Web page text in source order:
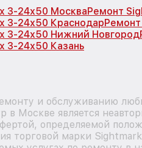
3-24x50 МоскваРемонт
3-24x50 Краснодар
3-24x50 Нижний Новгород
3-24x50 Казань
и обслуживанию
в Москве является
определяемой
торговой марки